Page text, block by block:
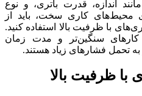
اندازه، قدرت باتری، و نوع
کاری سخت، باید از
با ظرفیت بالا استفاده کنید.
کارهای سنگین‌تر و مدت زمان
تحمل فشارهای زیاد هستند.
با ظرفیت بالا